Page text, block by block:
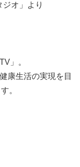
オ」より
」。
康生活の実現を目
。